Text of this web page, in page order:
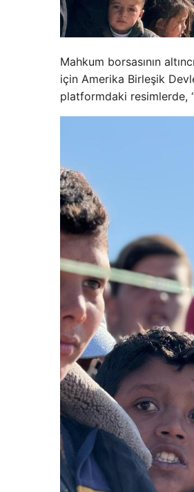
Mahkum borsasının
için Amerika Birleşik
platformdaki resimlerde,